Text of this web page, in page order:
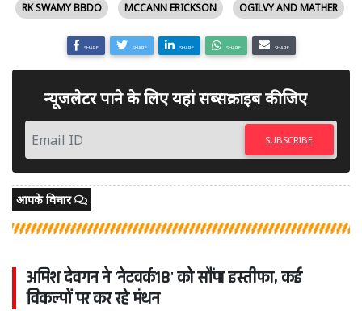
RK SWAMY BBDO
MCCANN ERICKSON OGILVY AND MATHER
SHARE SHARE SHARE SHARE SHARE
न्यूजलेटर पाने के लिए यहां सब्सक्राइब कीजिए
SUBSCRIBE
आपके विचार
अमिश देवगन ने 'नेटवर्क18' को सौंपा इस्तीफा, कई
विकल्पों पर कर रहे मंथन